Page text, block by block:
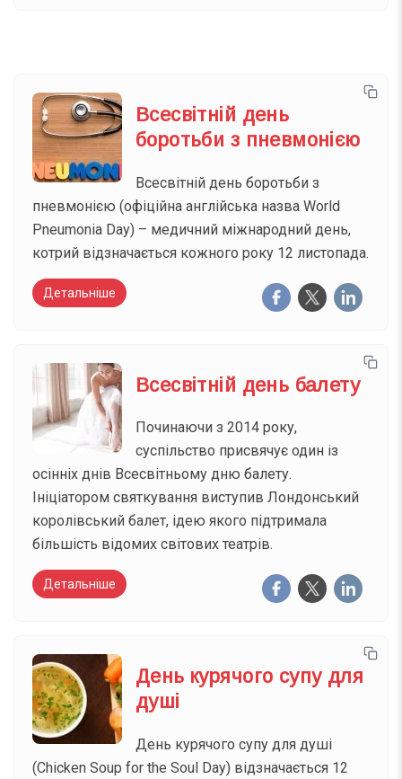
Всесвітній день
боротьби з пневмонією
Всесвітній день боротьби з
пневмонією (офіційна англійська назва World
Pneumonia Day) – медичний міжнародний день,
котрий відзначається кожного року 12 листопада.
Детальніше
Всесвітній день балету
Починаючи з 2014 року,
суспільство присвячує один із
осінніх днів Всесвітньому дню балету.
Ініціатором святкування виступив Лондонський
королівський балет, ідею якого підтримала
більшість відомих світових театрів.
Детальніше
День курячого супу для
душі
День курячого супу для душі
(Chicken Soup for the Soul Day) відзначається 12